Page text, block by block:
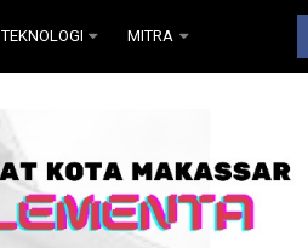
TEKNOLOGI MITRA